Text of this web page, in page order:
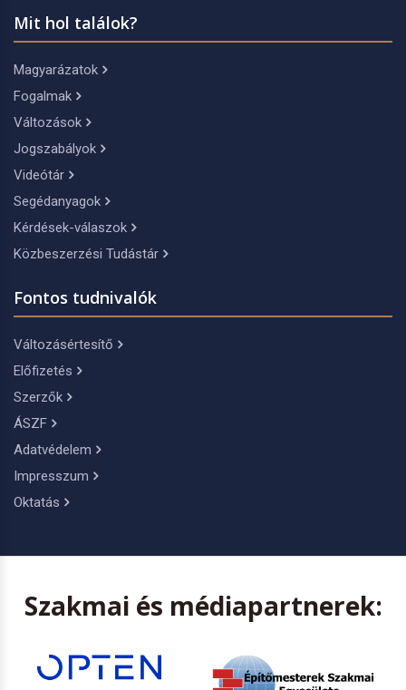
Mit hol találok?
Magyarázatok
Fogalmak
Változások
Jogszabályok
Videótár
Segédanyagok
Kérdések-válaszok
Közbeszerzési Tudástár
Fontos tudnivalók
Változásértesítő
Előfizetés
Szerzők
ÁSZF
Adatvédelem
Impresszum
Oktatás
Szakmai és médiapartnerek: